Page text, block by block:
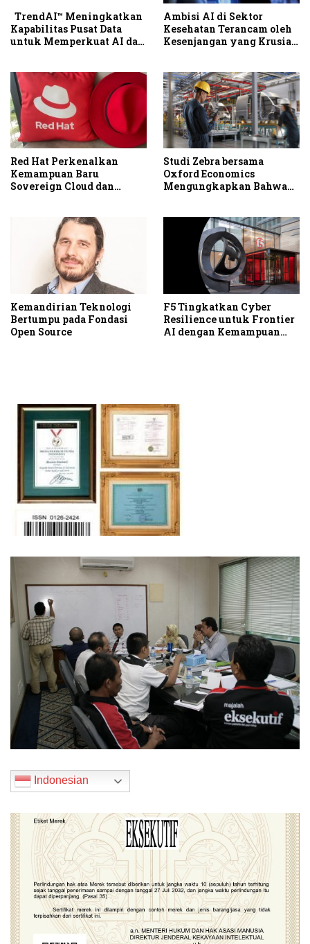
Kapabilitas Pusat Data
untuk Memperkuat AI dan
Ambisi AI di Sektor
Kesehatan Terancam oleh
Kesenjangan yang Krusial
Red Hat Perkenalkan
Kemampuan Baru
Sovereign Cloud dan
Studi Zebra bersama
Oxford Economics
Mengungkapkan Bahwa
Peluang Peningkatan
Produktivitas dan
Profitabilitas
Kemandirian Teknologi
Bertumpu pada Fondasi
Open Source
F5 Tingkatkan Cyber
Resilience untuk Frontier
AI dengan Kemampuan
Indonesian